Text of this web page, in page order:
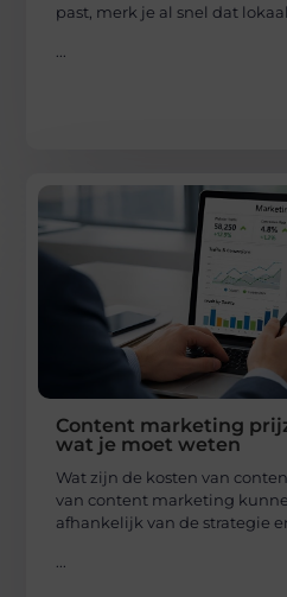
past, merk je al snel dat
Content marketing
wat je moet weten
Wat zijn de kosten van
van content marketing
afhankelijk van de strategie
...